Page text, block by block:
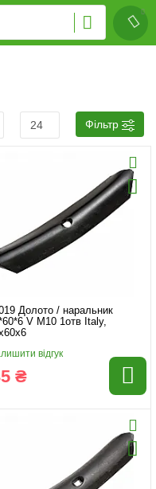
Фільтр
Долото / наральник
V M10 1отв Italy,
відгук
₴